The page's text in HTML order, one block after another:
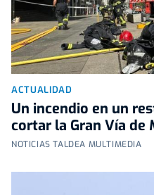
ACTUALIDAD
Un incendio en un
cortar la Gran Vía de
NOTICIAS TALDEA MULTIMEDIA